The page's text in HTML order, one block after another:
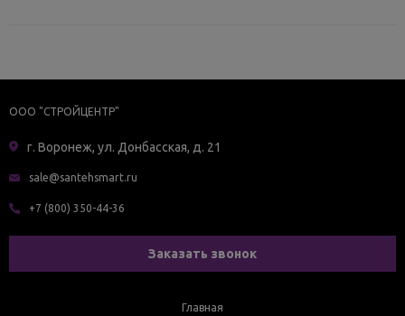
ООО "СТРОЙЦЕНТР"
г. Воронеж, ул. Донбасская, д. 21
sale@santehsmart.ru
+7 (800) 350-44-36
Заказать звонок
Главная